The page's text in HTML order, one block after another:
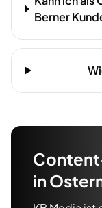
Berner
in